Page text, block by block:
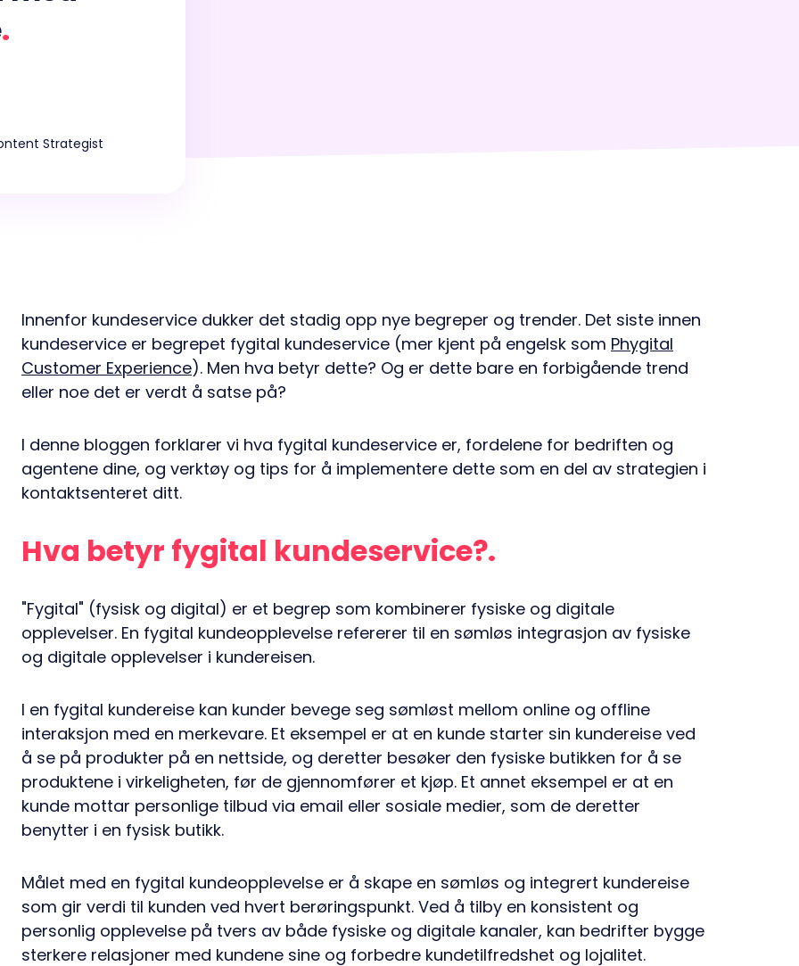
.
Strategist
Innenfor kundeservice dukker det stadig opp nye begreper og trender. Det siste innen
kundeservice er begrepet fygital kundeservice (mer kjent på engelsk som Phygital
Customer Experience). Men hva betyr dette? Og er dette bare en forbigående trend
eller noe det er verdt å satse på?
I denne bloggen forklarer vi hva fygital kundeservice er, fordelene for bedriften og
agentene dine, og verktøy og tips for å implementere dette som en del av strategien i
kontaktsenteret ditt.
Hva betyr fygital kundeservice?
"Fygital" (fysisk og digital) er et begrep som kombinerer fysiske og digitale
opplevelser. En fygital kundeopplevelse refererer til en sømløs integrasjon av fysiske
og digitale opplevelser i kundereisen.
I en fygital kundereise kan kunder bevege seg sømløst mellom online og offline
interaksjon med en merkevare. Et eksempel er at en kunde starter sin kundereise ved
å se på produkter på en nettside, og deretter besøker den fysiske butikken for å se
produktene i virkeligheten, før de gjennomfører et kjøp. Et annet eksempel er at en
kunde mottar personlige tilbud via email eller sosiale medier, som de deretter
benytter i en fysisk butikk.
Målet med en fygital kundeopplevelse er å skape en sømløs og integrert kundereise
som gir verdi til kunden ved hvert berøringspunkt. Ved å tilby en konsistent og
personlig opplevelse på tvers av både fysiske og digitale kanaler, kan bedrifter bygge
sterkere relasjoner med kundene sine og forbedre kundetilfredshet og lojalitet.